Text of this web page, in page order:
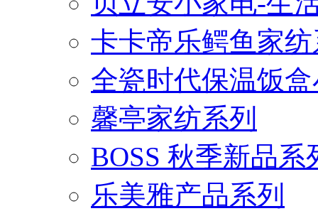
卡卡帝乐鳄鱼家
全瓷时代保温饭
馨亭家纺系列
BOSS 秋季新品系
乐美雅产品系列